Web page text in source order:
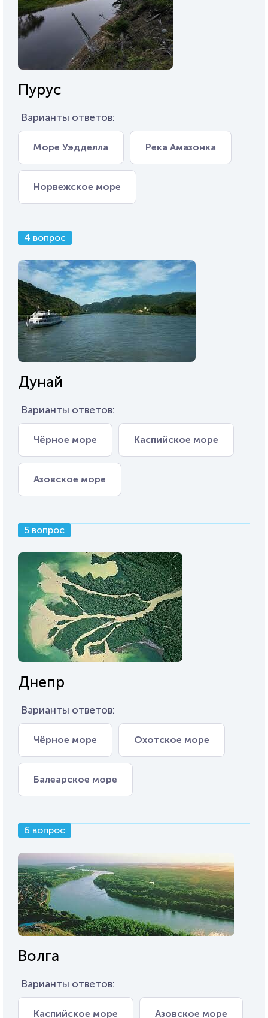
Пурус
Варианты ответов:
Море Уэдделла Река Амазонка
Норвежское море
4 вопрос
Дунай
Варианты ответов:
Чёрное море Каспийское море
Азовское море
5 вопрос
Днепр
Варианты ответов:
Чёрное море Охотское море
Балеарское море
6 вопрос
Волга
Варианты ответов:
Каспийское море Азовское море